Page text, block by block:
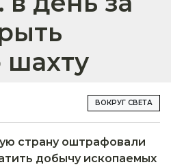
шахту
ВОКРУГ СВЕТА
страну оштрафовали
добычу ископаемых